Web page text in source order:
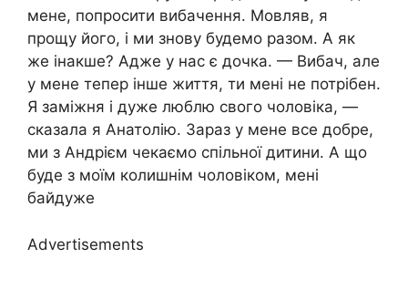
мене, попросити вибачення. Мовляв, я
прощу його, і ми знову будемо разом. А як
же інакше? Адже у нас є дочка. — Вибач, але
у мене тепер інше життя, ти мені не потрібен.
Я заміжня і дуже люблю свого чоловіка, —
сказала я Анатолію. Зараз у мене все добре,
ми з Андрієм чекаємо спільної дитини. А що
буде з моїм колишнім чоловіком, мені
байдуже
Advertisements